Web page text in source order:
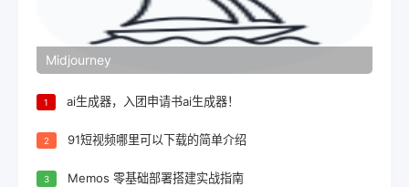
Midjourney
1 ai生成器，入团申请书ai生成器！
2 91短视频哪里可以下载的简单介绍
3 Memos 零基础部署搭建实战指南